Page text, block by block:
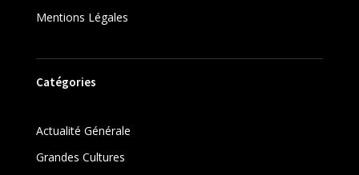
Mentions Légales
Catégories
Actualité Générale
Grandes Cultures